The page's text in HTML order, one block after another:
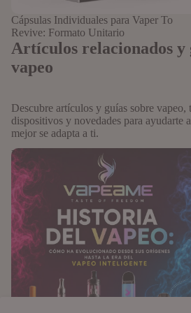
Cápsulas Individuales para Vaper To
Revive: Formato Unitario
Artículos relacionados y
vapeo
Descubre artículos y guías sobre vapeo,
dispositivos y novedades para ayudarte
mejor se adapta a ti.
Historia del vapeo: cómo ha
desde sus orígenes hasta la era del vapeo
inteligente